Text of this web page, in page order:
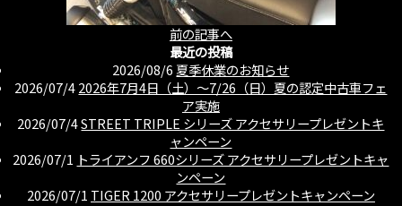
前の記事へ
最近の投稿
2026/08/6 夏季休業のお知らせ
2026/07/42026年7月4日（土）〜7/26（日）夏の認定中古車フェ
ア実施
2026/07/4STREET TRIPLE シリーズ アクセサリープレゼントキ
ャンペーン
2026/07/1 トライアンフ 660シリーズ アクセサリープレゼントキャ
ンペーン
2026/07/1 TIGER 1200 アクセサリープレゼントキャンペーン